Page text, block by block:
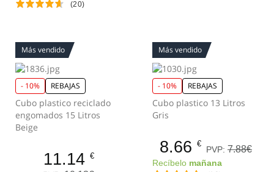
(20)
Más vendido
- 10% REBAJAS
Cubo plastico reciclado
engomados 15 Litros
Beige
11.14 €
Más vendido
- 10% REBAJAS
Cubo plastico 13 Litros
Gris
8.66 €
PVP: 7.88€
Recíbelo mañana